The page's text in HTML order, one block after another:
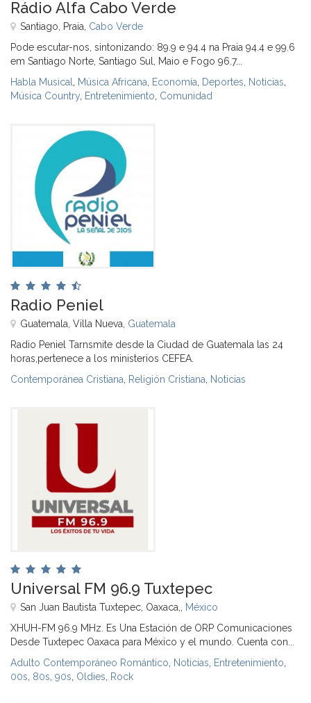
Rádio Alfa Cabo Verde
Santiago, Praia, Cabo Verde
Pode escutar-nos, sintonizando: 89.9 e 94.4 na Praia 94.4 e 99.6
em Santiago Norte, Santiago Sul, Maio e Fogo 96.7...
Habla Musical
Música Africana Economía Deportes Noticias
Música Country Entretenimiento Comunidad
Radio Peniel
Guatemala, Villa Nueva, Guatemala
Radio Peniel Tarnsmite desde la Ciudad de Guatemala las 24
horas,pertenece a los ministerios CEFEA.
Contemporánea Cristiana Religión Cristiana Noticias
Universal FM 96.9 Tuxtepec
San Juan Bautista Tuxtepec, Oaxaca,, México
XHUH-FM 96.9 MHz. Es Una Estación de ORP Comunicaciones
Desde Tuxtepec Oaxaca para México y el mundo. Cuenta con...
Adulto Contemporáneo Romántico Noticias Entretenimiento
00s 80s 90s Oldies Rock